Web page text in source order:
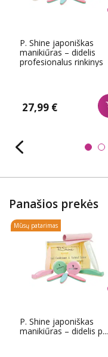
P. Shine japoniškas
manikiűras – didelis
profesionalus rinkinys
27,99 €
Panašios prekės
P. Shine japoniškas
manikiűras – didelis p...
Mūsų patarimas